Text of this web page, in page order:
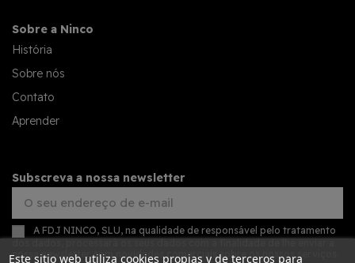
Sobre a Ninco
História
Sobre nós
Contato
Aprender
Subscreva a nossa newsletter
A FDJ NINCO, SLU, na qualidade de responsável pelo tratamento
nossa newsletter com novidades comerciais sobre os nossos serviços.
Este sitio web utiliza cookies propias y de terceros para